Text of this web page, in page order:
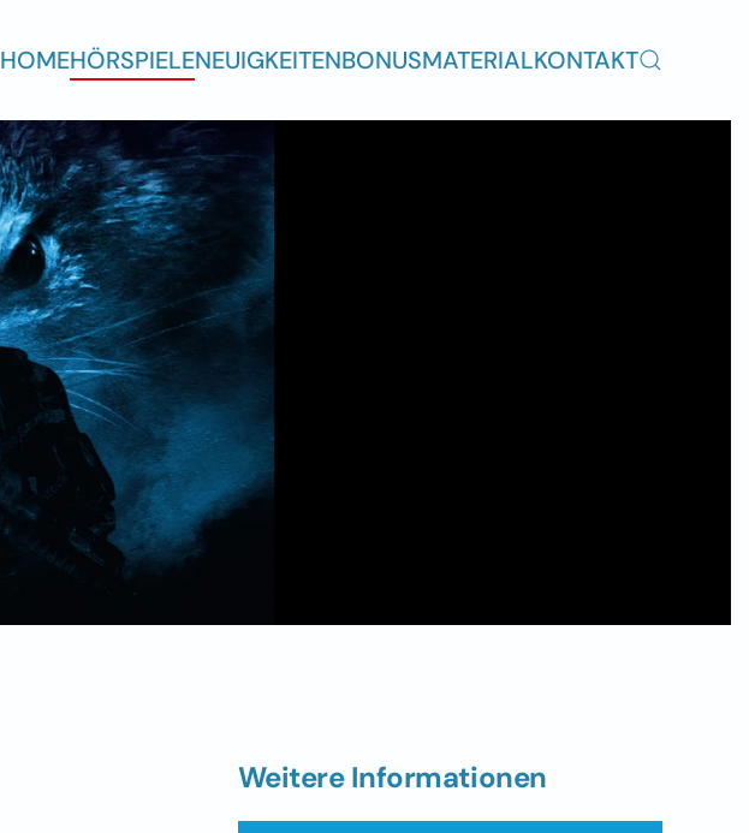
HOMEHÖRSPIELENEUIGKEITENBONUSMATERIALKONTAKT
Weitere Informationen